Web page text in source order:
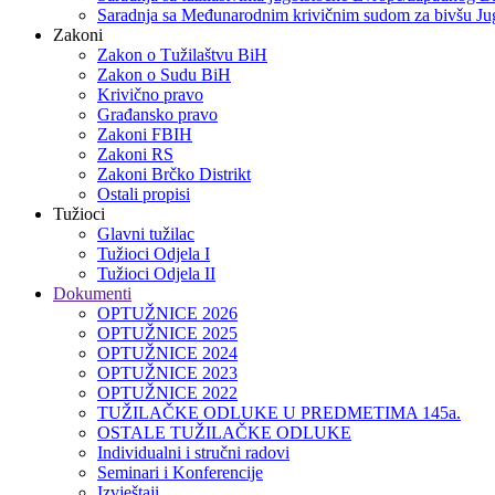
Saradnja sa Međunarodnim krivičnim sudom za bivšu
Zakoni
Zakon o Тužilaštvu BiH
Zakon o Sudu BiH
Krivično pravo
Građansko pravo
Zakoni FBIH
Zakoni RS
Zakoni Brčko Distrikt
Ostali propisi
Tužioci
Glavni tužilac
Tužioci Odjela I
Tužioci Odjela II
Dokumenti
OPTUŽNICE 2026
OPTUŽNICE 2025
OPTUŽNICE 2024
OPTUŽNICE 2023
OPTUŽNICE 2022
TUŽILAČKE ODLUKE U PREDMETIMA 145a.
OSTALE TUŽILAČKE ODLUKE
Individualni i stručni radovi
Seminari i Konferencije